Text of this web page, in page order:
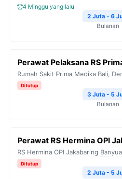
4 Minggu yang lalu
2 Juta - 6
Bulanan
Perawat Pelaksana RS
Rumah Sakit Prima Medika Bali,
Ditutup
3 Juta - 5
Bulanan
Perawat RS Hermina OPI
RS Hermina OPI Jakabaring
Ditutup
2 Juta - 5